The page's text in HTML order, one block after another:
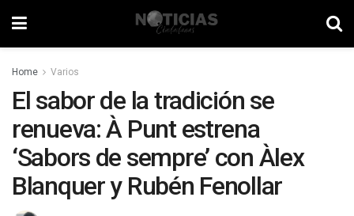
Home Varios
El sabor de la tradición se
renueva: À Punt estrena
‘Sabors de sempre’ con Àlex
Blanquer y Rubén Fenollar